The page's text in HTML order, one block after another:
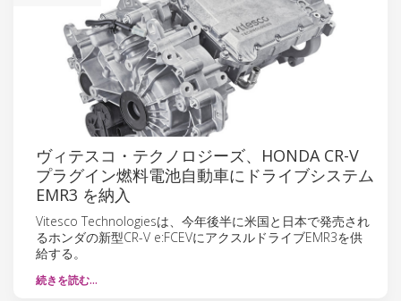
ヴィテスコ・テクノロジーズ、HONDA CR-V
プラグイン燃料電池自動車にドライブシステム
EMR3 を納入
Vitesco Technologiesは、今年後半に米国と日本で発売され
るホンダの新型CR-V e:FCEVにアクスルドライブEMR3を供
給する。
続きを読む…